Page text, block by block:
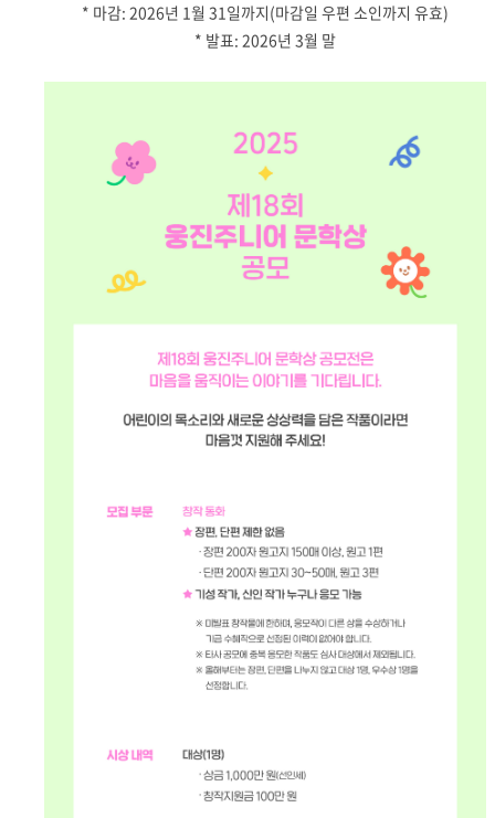
* 마감: 2026년 1월 31일까지(마감일 우편 소인까지 유효)
* 발표: 2026년 3월 말